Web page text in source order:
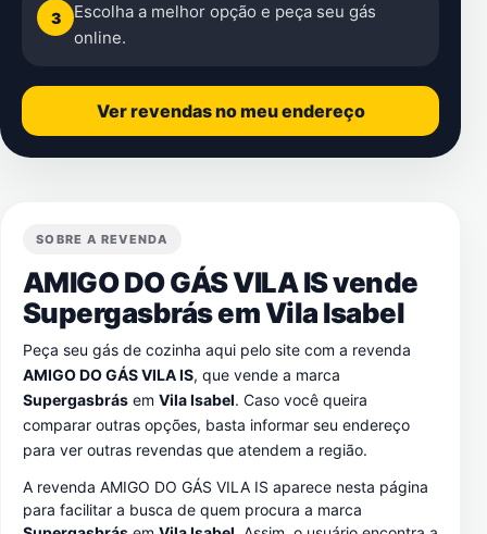
3
Escolha a melhor opção e peça seu gás
online.
Ver revendas no meu endereço
SOBRE A REVENDA
AMIGO DO GÁS VILA IS vende
Supergasbrás emVila Isabel
Peça seu gás de cozinha aqui pelo site com a revenda
AMIGO DO GÁS VILA IS, que vende a marca
Supergasbrás em Vila Isabel. Caso você queira
comparar outras opções, basta informar seu endereço
para ver outras revendas que atendem a região.
A revenda AMIGO DO GÁS VILA IS aparece nesta página
para facilitar a busca de quem procura a marca